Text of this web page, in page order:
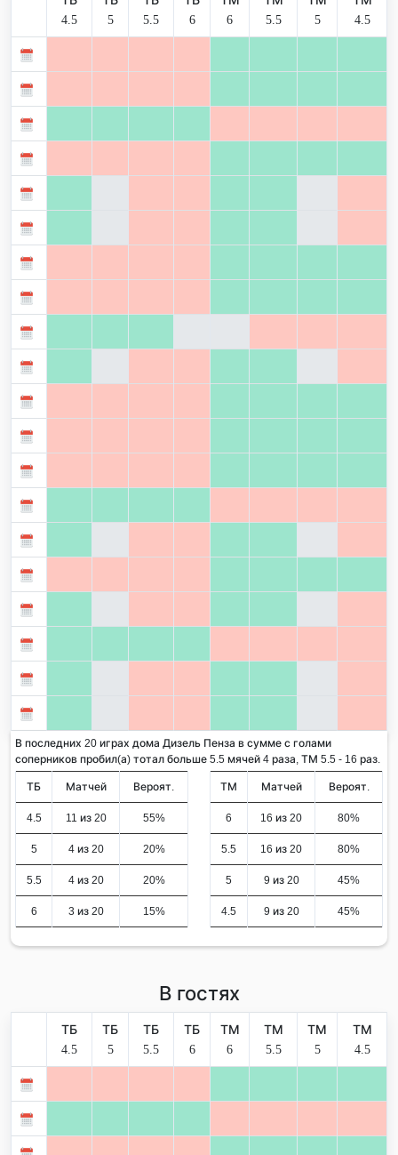
4.5
5
5.5
6
6
5.5
5
4.5
В последних 20 играх дома Дизель Пенза в сумме с голами
соперников пробил(а) тотал больше 5.5 мячей 4 раза, ТМ 5.5 - 16 раз.
ТБ Матчей Вероят.
4.5 11 из 20 55%
5 4 из 20 20%
5.5 4 из 20 20%
6 3 из 20 15%
ТМ Матчей Вероят.
6 16 из 20 80%
5.5 16 из 20 80%
5 9 из 20 45%
4.5 9 из 20 45%
В гостях
ТБ
4.5
ТБ
5
ТБ
5.5
ТБ
6
ТМ
6
ТМ
5.5
ТМ
5
ТМ
4.5